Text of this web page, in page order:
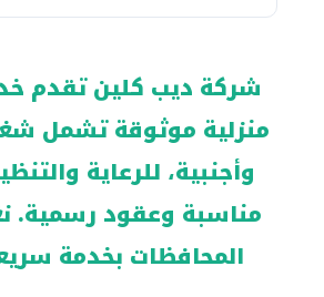
شركة ديب كلين تقدم
منزلية موثوقة تشمل
وأجنبية، للرعاية
مناسبة وعقود رسمية.
المحافظات بخدمة